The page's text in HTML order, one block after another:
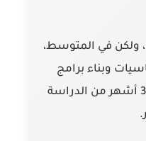
ولكن في المتوسط،
وبناء برامج
بسيطة خلال شهرين إلى 3 أشهر من الدراسة